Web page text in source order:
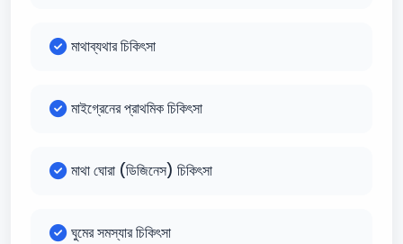
মাথাব্যথার চিকিৎসা
মাইগ্রেনের প্রাথমিক চিকিৎসা
মাথা ঘোরা (ডিজিনেস) চিকিৎসা
ঘুমের সমস্যার চিকিৎসা